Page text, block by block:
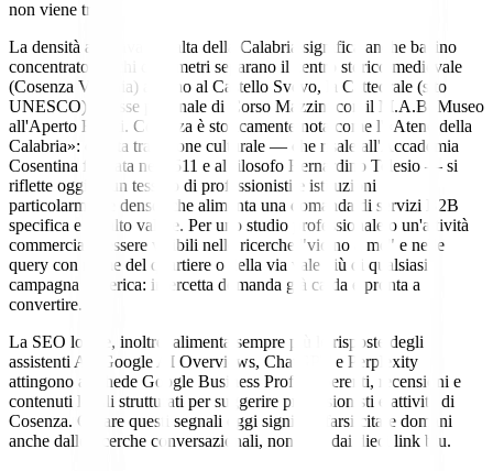
non viene trovato.
La densità abitativa più alta della Calabria significa anche bacino
concentrato: pochi chilometri separano il centro storico medievale
(Cosenza Vecchia) attorno al Castello Svevo, la Cattedrale (sito
UNESCO) e l'asse pedonale di Corso Mazzini con il M.A.B. Museo
all'Aperto Bilotti. Cosenza è storicamente nota come l'«Atene della
Calabria»: questa tradizione culturale — che risale all'Accademia
Cosentina fondata nel 1511 e al filosofo Bernardino Telesio — si
riflette oggi in un tessuto di professionisti e istituzioni
particolarmente denso, che alimenta una domanda di servizi B2B
specifica e ad alto valore. Per uno studio professionale o un'attività
commerciale, essere visibili nelle ricerche "vicino a me" e nelle
query con nome del quartiere o della via vale più di qualsiasi
campagna generica: intercetta domanda già calda e pronta a
convertire.
La SEO locale, inoltre, alimenta sempre più le risposte degli
assistenti AI. Google AI Overviews, ChatGPT e Perplexity
attingono a schede Google Business Profile coerenti, recensioni e
contenuti locali strutturati per suggerire professionisti e attività di
Cosenza. Curare questi segnali oggi significa farsi citare domani
anche dalle ricerche conversazionali, non solo dai dieci link blu.